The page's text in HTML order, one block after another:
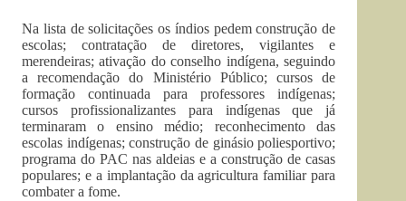
Na lista de solicitações os índios pedem construção de
escolas; contratação de diretores, vigilantes e
merendeiras; ativação do conselho indígena, seguindo
a recomendação do Ministério Público; cursos de
formação continuada para professores indígenas;
cursos profissionalizantes para indígenas que já
terminaram o ensino médio; reconhecimento das
escolas indígenas; construção de ginásio poliesportivo;
programa do PAC nas aldeias e a construção de casas
populares; e a implantação da agricultura familiar para
combater a fome.